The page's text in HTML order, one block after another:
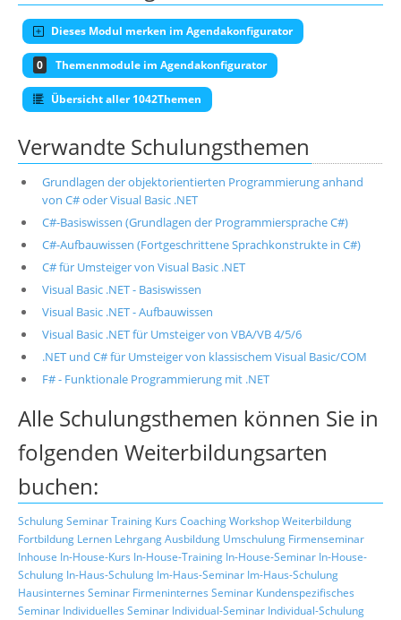
Dieses Modul merken im Agendakonfigurator
0 Themenmodule im Agendakonfigurator
Übersicht aller 1042Themen
Verwandte Schulungsthemen
Grundlagen der objektorientierten Programmierung anhand
von C# oder Visual Basic .NET
C#-Basiswissen (Grundlagen der Programmiersprache C#)
C#-Aufbauwissen (Fortgeschrittene Sprachkonstrukte in C#)
C# für Umsteiger von Visual Basic .NET
Visual Basic .NET - Basiswissen
Visual Basic .NET - Aufbauwissen
Visual Basic .NET für Umsteiger von VBA/VB 4/5/6
.NET und C# für Umsteiger von klassischem Visual Basic/COM
F# - Funktionale Programmierung mit .NET
Alle Schulungsthemen können Sie in
folgenden Weiterbildungsarten
buchen:
SchulungSeminarTraining Kurs CoachingWorkshopWeiterbildung
Fortbildung Lernen LehrgangAusbildung Umschulung Firmenseminar
Inhouse In-House-Kurs In-House-Training In-House-Seminar In-House-
Schulung In-Haus-Schulung Im-Haus-Seminar Im-Haus-Schulung
Hausinternes Seminar Firmeninternes Seminar Kundenspezifisches
Seminar Individuelles Seminar Individual-Seminar Individual-Schulung